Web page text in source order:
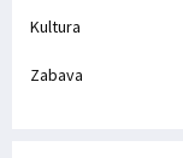
Kultura
Zabava